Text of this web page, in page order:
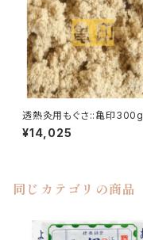
透熱灸用もぐさ::亀印300g
¥14,025
同じカテゴリの商品